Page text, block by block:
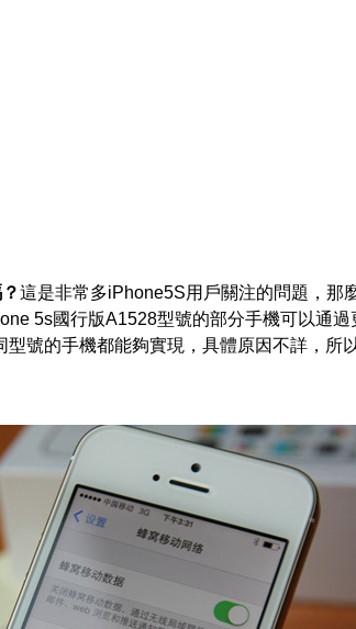
這是非常多iPhone5S用戶關注的問題，那
5s國行版A1528型號的部分手機可以通過
號的手機都能夠實現，具體原因不詳，所